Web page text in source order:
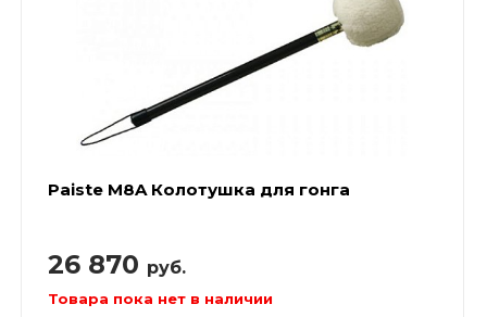
Paiste M8A Колотушка для гонга
26 870 руб.
Товара пока нет в наличии